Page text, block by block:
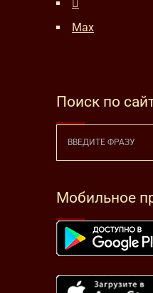
Max
Поиск по
Мобильное